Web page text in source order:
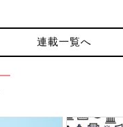
連載一覧へ